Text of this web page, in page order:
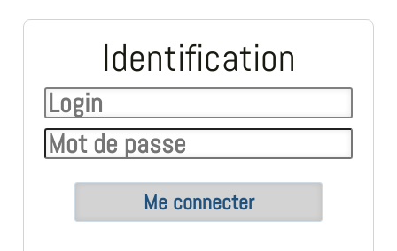
Identification